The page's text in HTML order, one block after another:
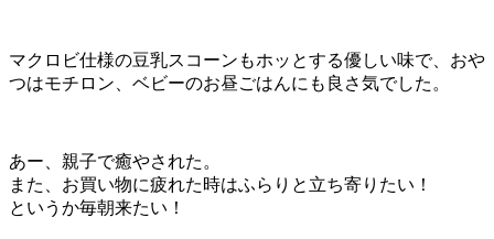
マクロビ仕様の豆乳スコーンもホッとする優しい味で、おや
つはモチロン、ベビーのお昼ごはんにも良さ気でした。
あー、親子で癒やされた。
また、お買い物に疲れた時はふらりと立ち寄りたい！
というか毎朝来たい！